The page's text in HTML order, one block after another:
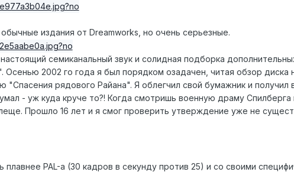
издания от Dreamworks, но очень серьезные.
семиканальный звук и солидная подборка
2002 го года я был порядком озадачен, читая обзор диска
"Спасения рядового Райана". Я облегчил свой бумажник и
- уж куда круче то?! Когда смотришь военную драму
Прошло 16 лет и я смог проверить утверждение уже не
плавнее PAL-а (30 кадров в секунду против 25) и со своими